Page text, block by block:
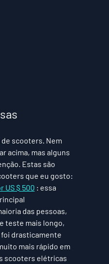
scooters. Nem
acima, mas alguns
Estas são
que eu gosto:
US $ 500 : essa
das pessoas,
teste mais longo,
drasticamente
mais rápido em
scooters elétricas